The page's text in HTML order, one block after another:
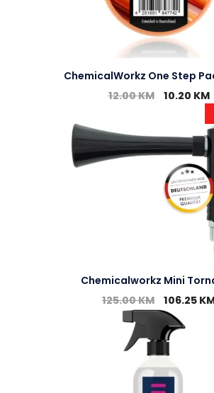
ChemicalWorkz One Step
12.00KM 10.20 KM
Chemicalworkz Mini
125.00KM 106.25